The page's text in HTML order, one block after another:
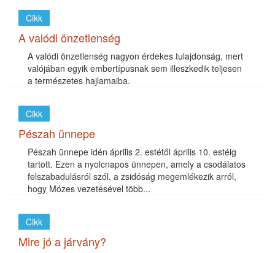
Cikk
A valódi önzetlenség
A valódi önzetlenség nagyon érdekes tulajdonság, mert
valójában egyik embertípusnak sem illeszkedik teljesen
a természetes hajlamaiba.
Cikk
Pészah ünnepe
Pészah ünnepe idén április 2. estétől április 10. estéig
tartott. Ezen a nyolcnapos ünnepen, amely a csodálatos
felszabadulásról szól, a zsidóság megemlékezik arról,
hogy Mózes vezetésével több...
Cikk
Mire jó a járvány?